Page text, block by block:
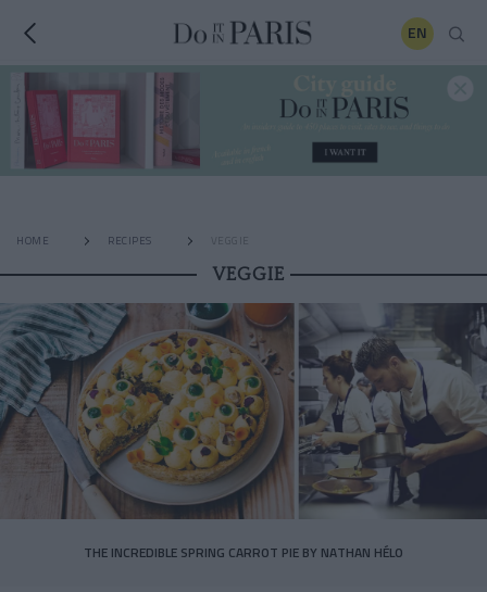
EN
HOME RECIPES
VEGGIE
THE INCREDIBLE SPRING CARROT PIE BY NATHAN HÉLO